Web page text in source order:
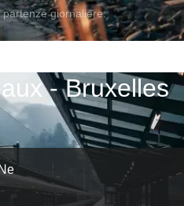
partenze giornaliere:
- Bruxelles